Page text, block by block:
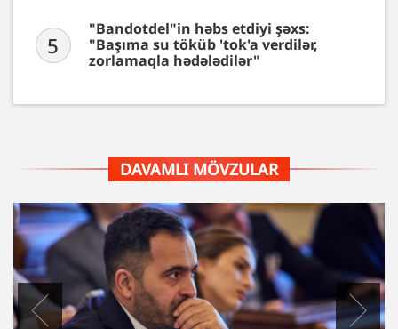
5
"Bandotdel"in həbs etdiyi şəxs:
"Başıma su töküb 'tok'a verdilər,
zorlamaqla hədələdilər"
DAVAMLI MÖVZULAR